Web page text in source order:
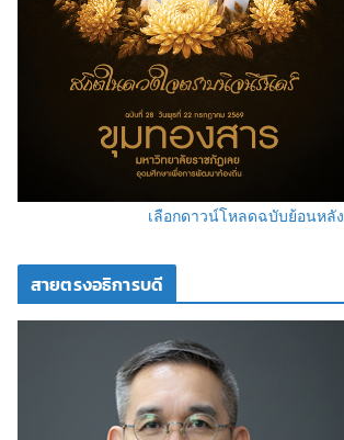
เลือกดาวน์โหลดฉบับย้อนหลัง
สายตรงอธิการบดี